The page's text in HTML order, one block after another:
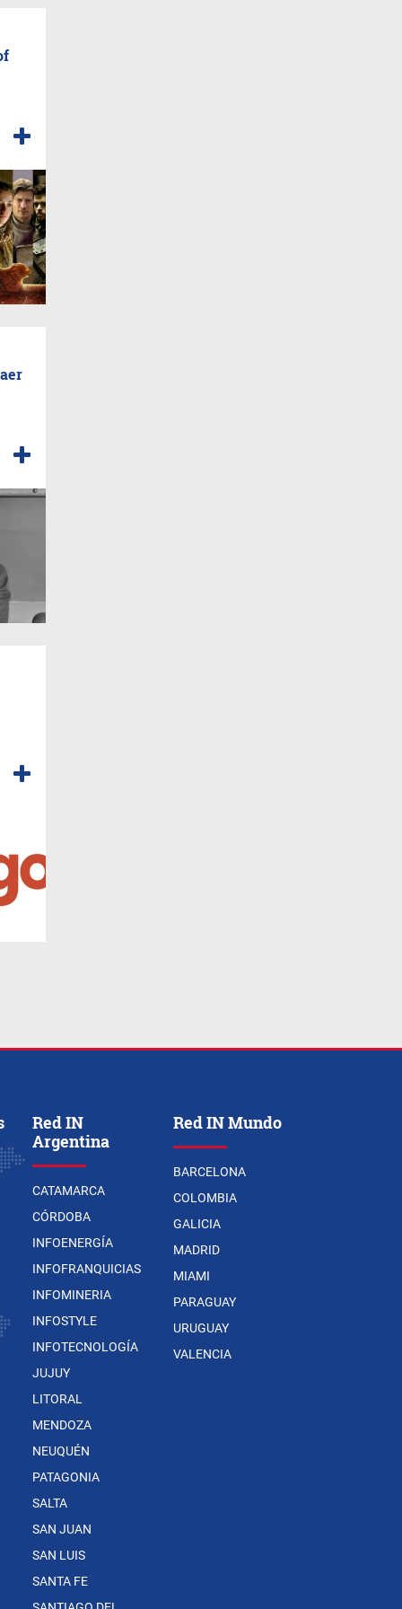
Red IN
Argentina
CATAMARCA
CÓRDOBA
INFOENERGÍA
INFOFRANQUICIAS
INFOMINERIA
INFOSTYLE
INFOTECNOLOGÍA
JUJUY
LITORAL
MENDOZA
NEUQUÉN
PATAGONIA
SALTA
SAN JUAN
SAN LUIS
SANTA FE
Red IN Mundo
BARCELONA
COLOMBIA
GALICIA
MADRID
MIAMI
PARAGUAY
URUGUAY
VALENCIA